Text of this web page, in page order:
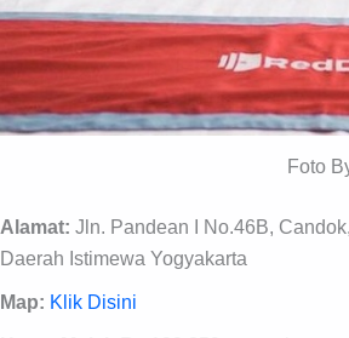
Foto
Alamat: Jln. Pandean I No.46B,
Daerah Istimewa Yogyakarta
Map: Klik Disini